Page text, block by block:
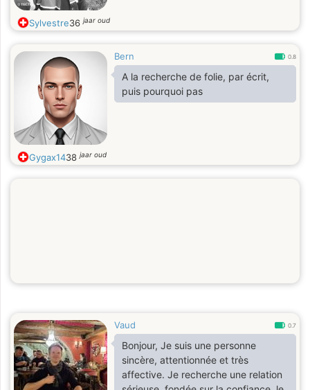
Sylvestre36jaar oud
Bern 0.8
A la recherche de folie, par écrit,
puis pourquoi pas
Gygax1438jaar oud
Vaud 0.7
Bonjour, Je suis une personne
sincère, attentionnée et très
affective. Je recherche une relation